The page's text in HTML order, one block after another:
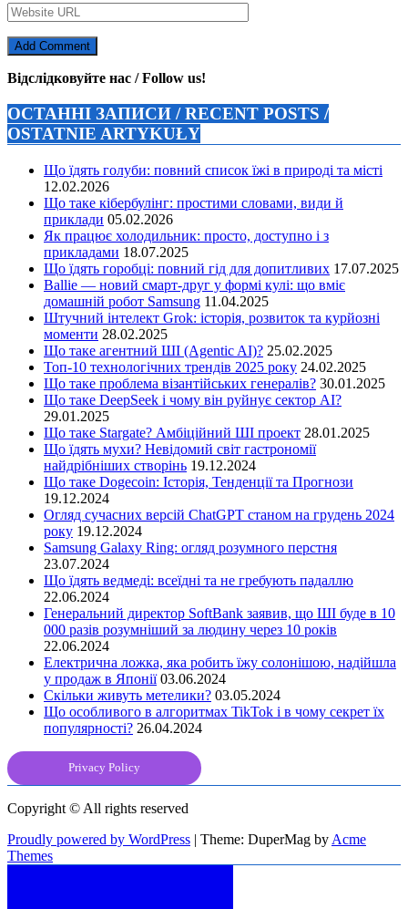
Відслідковуйте нас / Follow us!
ОСТАННІ ЗАПИСИ / RECENT POSTS /
OSTATNIE ARTYKUŁY
Що їдять голуби: повний список їжі в природі та місті
12.02.2026
Що таке кібербулінг: простими словами, види й
приклади 05.02.2026
Як працює холодильник: просто, доступно і з
прикладами 18.07.2025
Що їдять горобці: повний гід для допитливих 17.07.2025
Ballie — новий смарт-друг у формі кулі: що вміє
домашній робот Samsung 11.04.2025
Штучний інтелект Grok: історія, розвиток та курйозні
моменти 28.02.2025
Що таке агентний ШІ (Agentic AI)? 25.02.2025
Топ-10 технологічних трендів 2025 року 24.02.2025
Що таке проблема візантійських генералів? 30.01.2025
Що таке DeepSeek і чому він руйнує сектор АІ?
29.01.2025
Що таке Stargate? Амбіційний ШІ проект 28.01.2025
Що їдять мухи? Невідомий світ гастрономії
найдрібніших створінь 19.12.2024
Що таке Dogecoin: Історія, Тенденції та Прогнози
19.12.2024
Огляд сучасних версій ChatGPT станом на грудень 2024
року 19.12.2024
Samsung Galaxy Ring: огляд розумного перстня
23.07.2024
Що їдять ведмеді: всеїдні та не гребують падаллю
22.06.2024
Генеральний директор SoftBank заявив, що ШІ буде в 10
000 разів розумніший за людину через 10 років
22.06.2024
Електрична ложка, яка робить їжу солонішою, надійшла
у продаж в Японії 03.06.2024
Скільки живуть метелики? 03.05.2024
Що особливого в алгоритмах TikTok і в чому секрет їх
популярності? 26.04.2024
Privacy Policy
Copyright © All rights reserved
Proudly powered by WordPress | Theme: DuperMag by Acme
Themes